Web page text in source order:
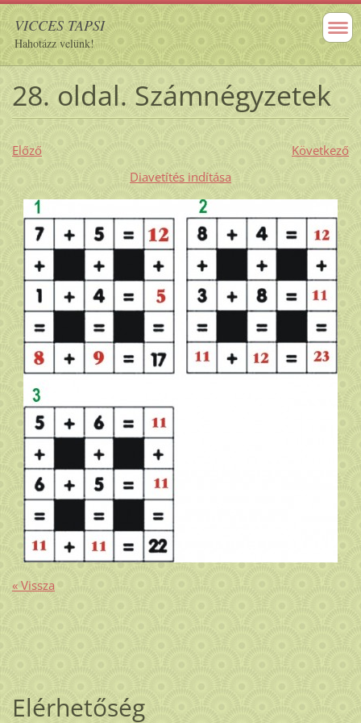
VICCES TAPSI
Hahotázz velünk!
28. oldal. Számnégyzetek
Előző
Következő
Diavetítés indítása
« Vissza
Elérhetőség